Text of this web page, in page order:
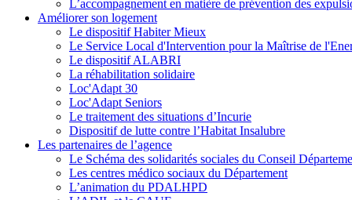
L’accompagnement en matière de prévention des
Améliorer son logement
Le dispositif Habiter Mieux
Le Service Local d'Intervention pour la Maîtrise de
Le dispositif ALABRI
La réhabilitation solidaire
Loc'Adapt 30
Loc'Adapt Seniors
Le traitement des situations d’Incurie
Dispositif de lutte contre l’Habitat Insalubre
Les partenaires de l’agence
Le Schéma des solidarités sociales du Conseil
Les centres médico sociaux du Département
L’animation du PDALHPD